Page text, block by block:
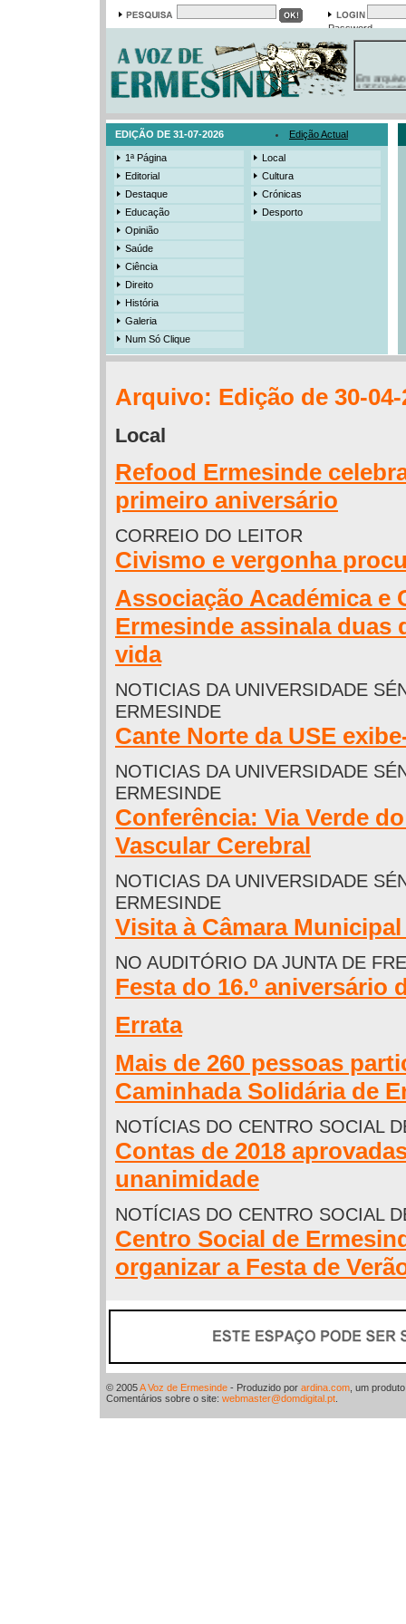
Password
Em arquivo
13558
19421
525
EDIÇÃO DE 31-07-2026 Edição Actual
1ª Página
Editorial
Destaque
Educação
Opinião
Saúde
Ciência
Direito
História
Galeria
Num Só Clique
Local
Cultura
Crónicas
Desporto
Arquivo: Edição de 30-04-
Local
Refood Ermesinde
primeiro aniversário
CORREIO DO LEITOR
Civismo e vergonha
Associação Académica e
Ermesinde assinala duas
vida
NOTICIAS DA UNIVERSIDADE
ERMESINDE
Cante Norte da USE
NOTICIAS DA UNIVERSIDADE
ERMESINDE
Conferência: Via Verde
Vascular Cerebral
NOTICIAS DA UNIVERSIDADE
ERMESINDE
Visita à Câmara
NO AUDITÓRIO DA JUNTA DE
Festa do 16.º aniversário
Errata
Mais de 260 pessoas
Caminhada Solidária de
NOTÍCIAS DO CENTRO SOCIAL
Contas de 2018
unanimidade
NOTÍCIAS DO CENTRO SOCIAL
Centro Social de
organizar a Festa de
© 2005A Voz de Ermesinde - Produzido por ardina.com , um
Comentários sobre o site: webmaster@domdigital.pt